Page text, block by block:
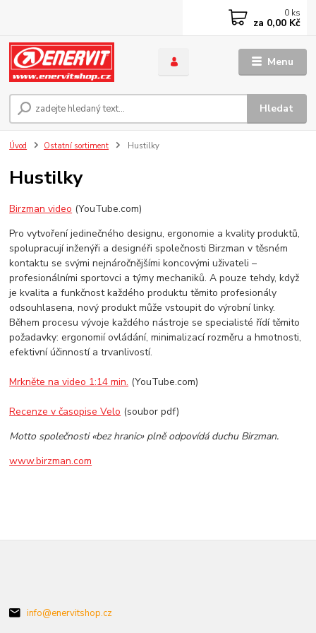
Menu
Hledat
0 ks
za 0,00 Kč
Úvod Ostatní sortiment Hustilky
Hustilky
Birzman video (YouTube.com)
Pro vytvoření jedinečného designu, ergonomie a kvality produktů,
spolupracují inženýři a designéři společnosti Birzman v těsném
kontaktu se svými nejnáročnějšími koncovými uživateli –
profesionálními sportovci a týmy mechaniků. A pouze tehdy, když
je kvalita a funkčnost každého produktu těmito profesionály
odsouhlasena, nový produkt může vstoupit do výrobní linky.
Během procesu vývoje každého nástroje se specialisté řídí těmito
požadavky: ergonomií ovládání, minimalizací rozměru a hmotnosti,
efektivní účinností a trvanlivostí.
Mrkněte na video 1:14 min. (YouTube.com)
Recenze v časopise Velo (soubor pdf)
Motto společnosti «bez hranic» plně odpovídá duchu Birzman.
www.birzman.com
info@enervitshop.cz